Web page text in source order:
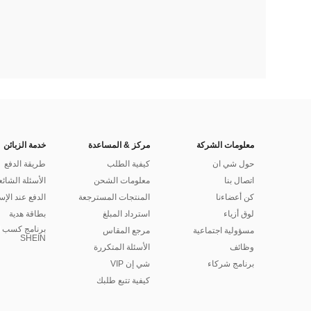
معلومات الشركة
حول شي ان
اتصال بنا
كن أعضاءنا
لوق أزياء
مسؤولية اجتماعية
وظائف
برنامج شركاء
مركز & المساعدة
كيفية الطلب
معلومات الشحن
المنتجات المسترجعة
استرداد المبلغ
مرجع المقاس
الأسئلة المتكررة
شي إن VIP
كيفية تتبع طلبك
خدمة الزبائن
طريقة الدفع
الأسئلة
الدفع عند
بطاقة هدية
برنامج كسب
SHEIN